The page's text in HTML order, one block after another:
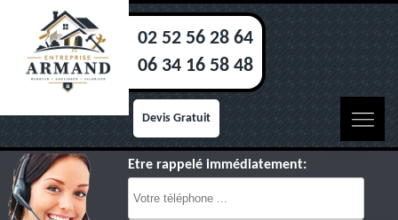
02 52 56 28 64
06 34 16 58 48
Devis Gratuit
Etre rappelé immédiatement: